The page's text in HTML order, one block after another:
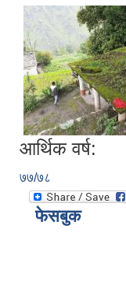
आर्थिक वर्ष:
७७/७८
फेसबुक